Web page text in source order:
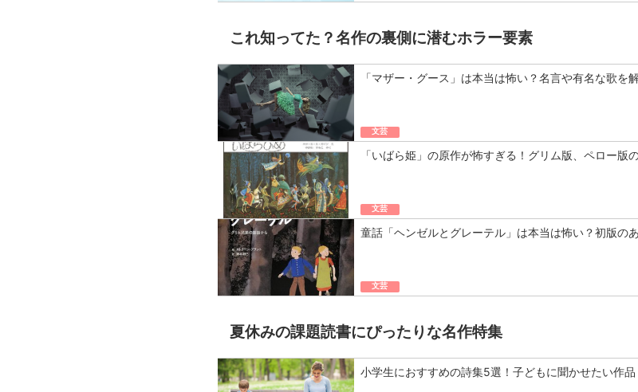
これ知ってた？名作の裏側に潜むホラー要素
「マザー・グース」は本当は怖い？名言や有名な歌を
文芸
「いばら姫」の原作が怖すぎる！グリム版、ペロー版
文芸
童話「ヘンゼルとグレーテル」は本当は怖い？初版の
文芸
夏休みの課題読書にぴったりな名作特集
小学生におすすめの詩集5選！子どもに聞かせたい作品